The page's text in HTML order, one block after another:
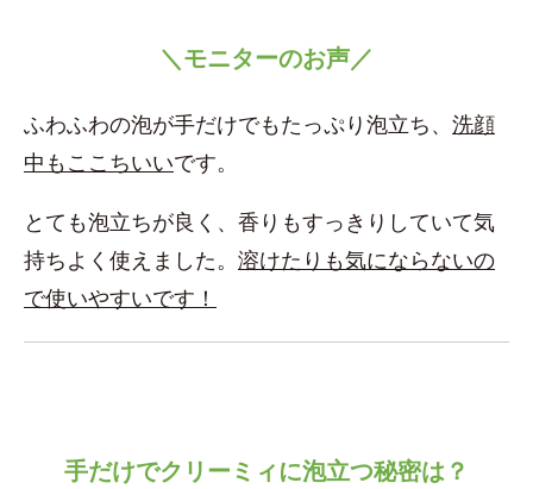
＼モニターのお声／
ふわふわの泡が手だけでもたっぷり泡立ち、 洗顔
中もここちいいです。
とても泡立ちが良く、香りもすっきりしていて気
持ちよく使えました。 溶けたりも気にならないの
で使いやすいです！
手だけでクリーミィに泡立つ秘密は？